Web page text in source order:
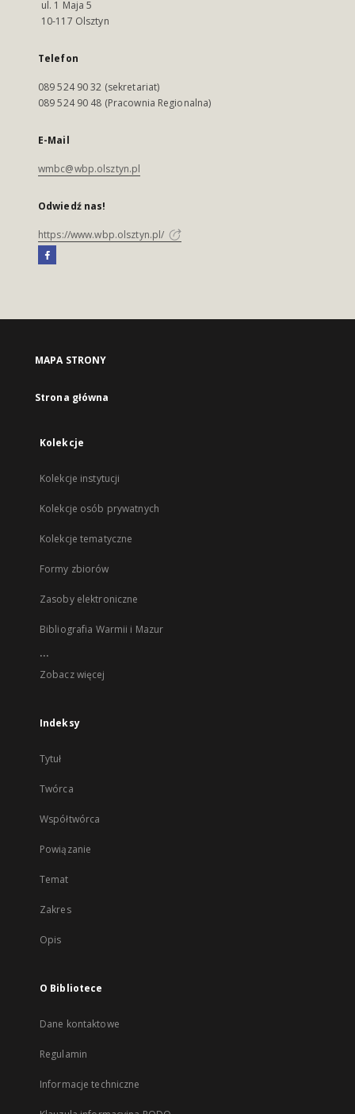
ul. 1 Maja 5
10-117 Olsztyn
Telefon
089 524 90 32 (sekretariat)
089 524 90 48 (Pracownia Regionalna)
E-Mail
wmbc@wbp.olsztyn.pl
Odwiedź nas!
https://www.wbp.olsztyn.pl/
MAPA STRONY
Strona główna
Kolekcje
Kolekcje instytucji
Kolekcje osób prywatnych
Kolekcje tematyczne
Formy zbiorów
Zasoby elektroniczne
Bibliografia Warmii i Mazur
...
Zobacz więcej
Indeksy
Tytuł
Twórca
Współtwórca
Powiązanie
Temat
Zakres
Opis
O Bibliotece
Dane kontaktowe
Regulamin
Informacje techniczne